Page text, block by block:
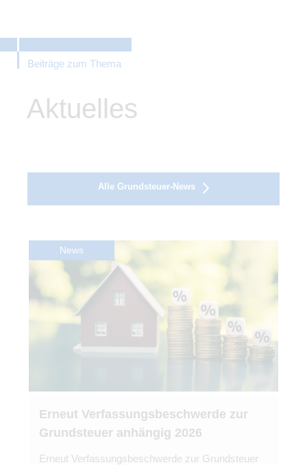
Beiträge zum Thema
Aktuelles
Alle Grundsteuer-News
News
Erneut Verfassungsbeschwerde zur
Grundsteuer anhängig 2026
Erneut Verfassungsbeschwerde zur Grundsteuer